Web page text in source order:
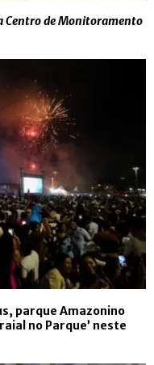
Centro de Monitoramento
parque Amazonino
no Parque’ neste